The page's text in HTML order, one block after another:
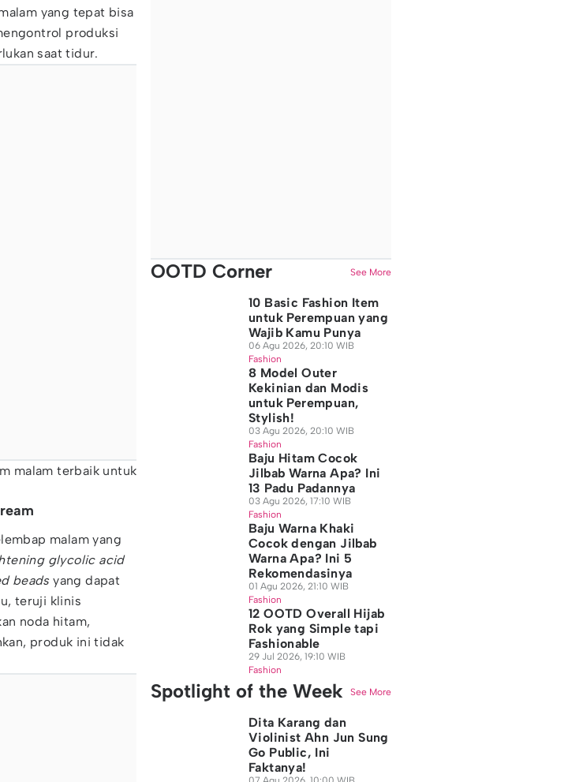
yang tepat bisa
produksi
saat tidur.
malam terbaik untuk
malam yang
glycolic acid
beadsyang dapat
teruji klinis
noda hitam,
produk ini tidak
OOTD Corner See More
10 Basic Fashion Item
untuk Perempuan yang
Wajib Kamu Punya
06 Agu 2026, 20:10 WIB
Fashion
8 Model Outer
Kekinian dan Modis
untuk Perempuan,
Stylish!
03 Agu 2026, 20:10 WIB
Fashion
Baju Hitam Cocok
Jilbab Warna Apa? Ini
13 Padu Padannya
03 Agu 2026, 17:10 WIB
Fashion
Baju Warna Khaki
Cocok dengan Jilbab
Warna Apa? Ini 5
Rekomendasinya
01 Agu 2026, 21:10 WIB
Fashion
12 OOTD Overall Hijab
Rok yang Simple tapi
Fashionable
29 Jul 2026, 19:10 WIB
Fashion
Spotlight of the Week See More
Dita Karang dan
Violinist Ahn Jun Sung
Go Public, Ini
Faktanya!